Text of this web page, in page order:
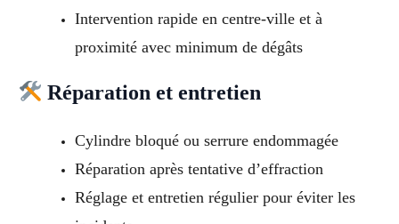
Intervention rapide en centre-ville et à
proximité avec minimum de dégâts
Réparation et entretien
Cylindre bloqué ou serrure endommagée
Réparation après tentative d’effraction
Réglage et entretien régulier pour éviter les